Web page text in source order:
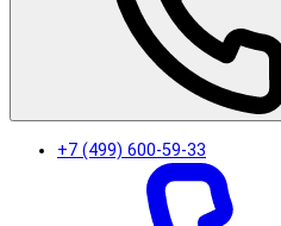
+7 (499) 600-59-33